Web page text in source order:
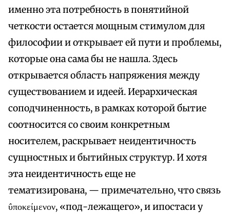
именно эта потребность в понятийной
четкости остается мощным стимулом для
философии и открывает ей пути и проблемы,
которые она сама бы не нашла. Здесь
открывается область напряжения между
существованием и идеей. Иерархическая
соподчиненность, в рамках которой бытие
соотносится со своим конкретным
носителем, раскрывает неидентичность
сущностных и бытийных структур. И хотя
эта неидентичность еще не
тематизирована, — примечательно, что связь
ΰποκείμενον, «под-лежащего», и ипостаси у